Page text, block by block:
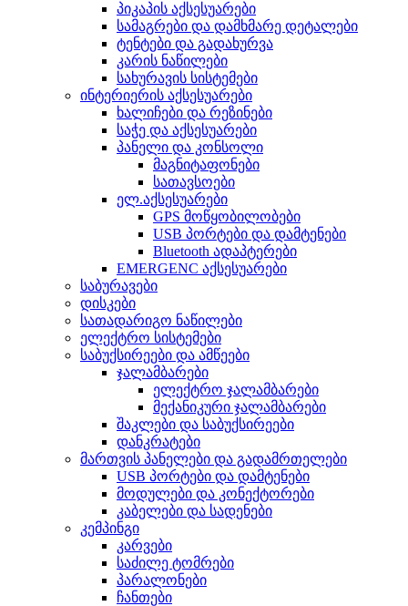
პიკაპის აქსესუარები
სამაგრები და დამხმარე დეტალები
ტენტები და გადახურვა
კარის ნაწილები
სახურავის სისტემები
ინტერიერის აქსესუარები
ხალიჩები და რეზინები
საჭე და აქსესუარები
პანელი და კონსოლი
მაგნიტაფონები
სათავსოები
ელ.აქსესუარები
GPS მოწყობილობები
USB პორტები და დამტენები
Bluetooth ადაპტერები
EMERGENC აქსესუარები
საბურავები
დისკები
სათადარიგო ნაწილები
ელექტრო სისტემები
საბუქსირეები და ამწეები
ჯალამბარები
ელექტრო ჯალამბარები
მექანიკური ჯალამბარები
შაკლები და საბუქსირეები
დანკრატები
მართვის პანელები და გადამრთელები
USB პორტები და დამტენები
მოდულები და კონექტორები
კაბელები და სადენები
კემპინგი
კარვები
საძილე ტომრები
პარალონები
ჩანთები